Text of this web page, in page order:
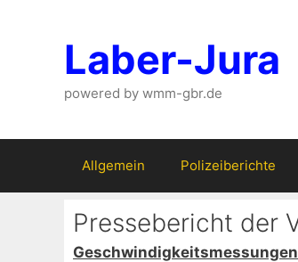
Laber-Jura
powered by wmm-gbr.de
Allgemein Polizeiberichte
Pressebericht der